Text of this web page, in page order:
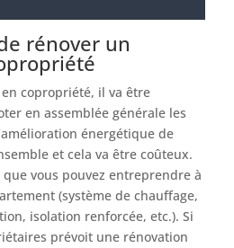
rénover un
copropriété, il va être
en assemblée générale les
énergétique de
et cela va être coûteux.
que vous pouvez entreprendre à
(système de chauffage,
isolation renforcée, etc.). Si
prévoit une rénovation